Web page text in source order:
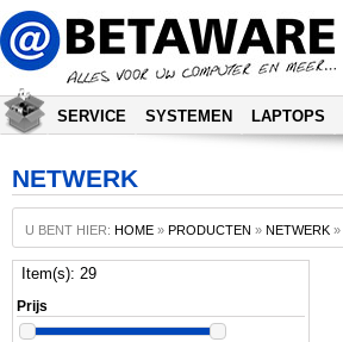
SERVICE SYSTEMEN LAPTOPS
NETWERK
U BENT HIER: HOME » PRODUCTEN » NETWERK »
Item(s): 29
Prijs